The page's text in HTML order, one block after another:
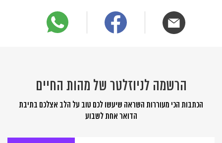
הרשמה לניוזלטר של מהות החיים
הכתבות הכי מעוררות השראה שיעשו לכם טוב על הלב אצלכם בתיבת
הדואר אחת לשבוע